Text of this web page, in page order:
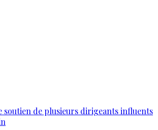
de plusieurs dirigeants influents